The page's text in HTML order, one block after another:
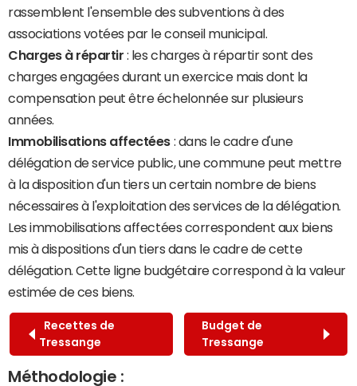
rassemblent l'ensemble des subventions à des
associations votées par le conseil municipal.
Charges à répartir : les charges à répartir sont des
charges engagées durant un exercice mais dont la
compensation peut être échelonnée sur plusieurs
années.
Immobilisations affectées : dans le cadre d'une
délégation de service public, une commune peut mettre
à la disposition d'un tiers un certain nombre de biens
nécessaires à l'exploitation des services de la délégation.
Les immobilisations affectées correspondent aux biens
mis à dispositions d'un tiers dans le cadre de cette
délégation. Cette ligne budgétaire correspond à la valeur
estimée de ces biens.
Recettes de
Tressange
Budget de
Tressange
Méthodologie :